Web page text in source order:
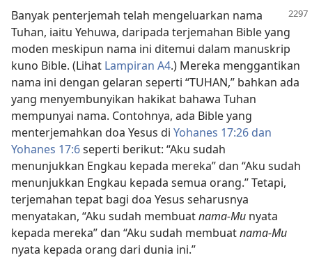
Banyak penterjemah telah mengeluarkan nama
Tuhan, iaitu Yehuwa, daripada terjemahan Bible yang
moden meskipun nama ini ditemui dalam manuskrip
kuno Bible. (Lihat Lampiran A4.) Mereka menggantikan
nama ini dengan gelaran seperti “TUHAN,” bahkan ada
yang menyembunyikan hakikat bahawa Tuhan
mempunyai nama. Contohnya, ada Bible yang
menterjemahkan doa Yesus di Yohanes 17:26 dan
Yohanes 17:6seperti berikut: “Aku sudah
menunjukkan Engkau kepada mereka” dan “Aku sudah
menunjukkan Engkau kepada semua orang.” Tetapi,
terjemahan tepat bagi doa Yesus seharusnya
menyatakan, “Aku sudah membuatnama-Mu nyata
kepada mereka” dan “Aku sudah membuatnama-Mu
nyata kepada orang dari dunia ini.”